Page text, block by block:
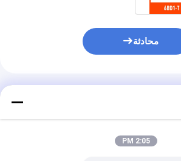
محادثة
2:05 PM